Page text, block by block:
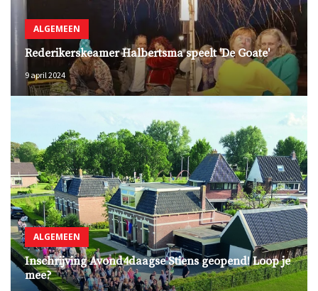
ALGEMEEN
Rederikerskeamer Halbertsma speelt 'De Goate'
9 april 2024
ALGEMEEN
Inschrijving Avond4daagse Stiens geopend! Loop je
mee?